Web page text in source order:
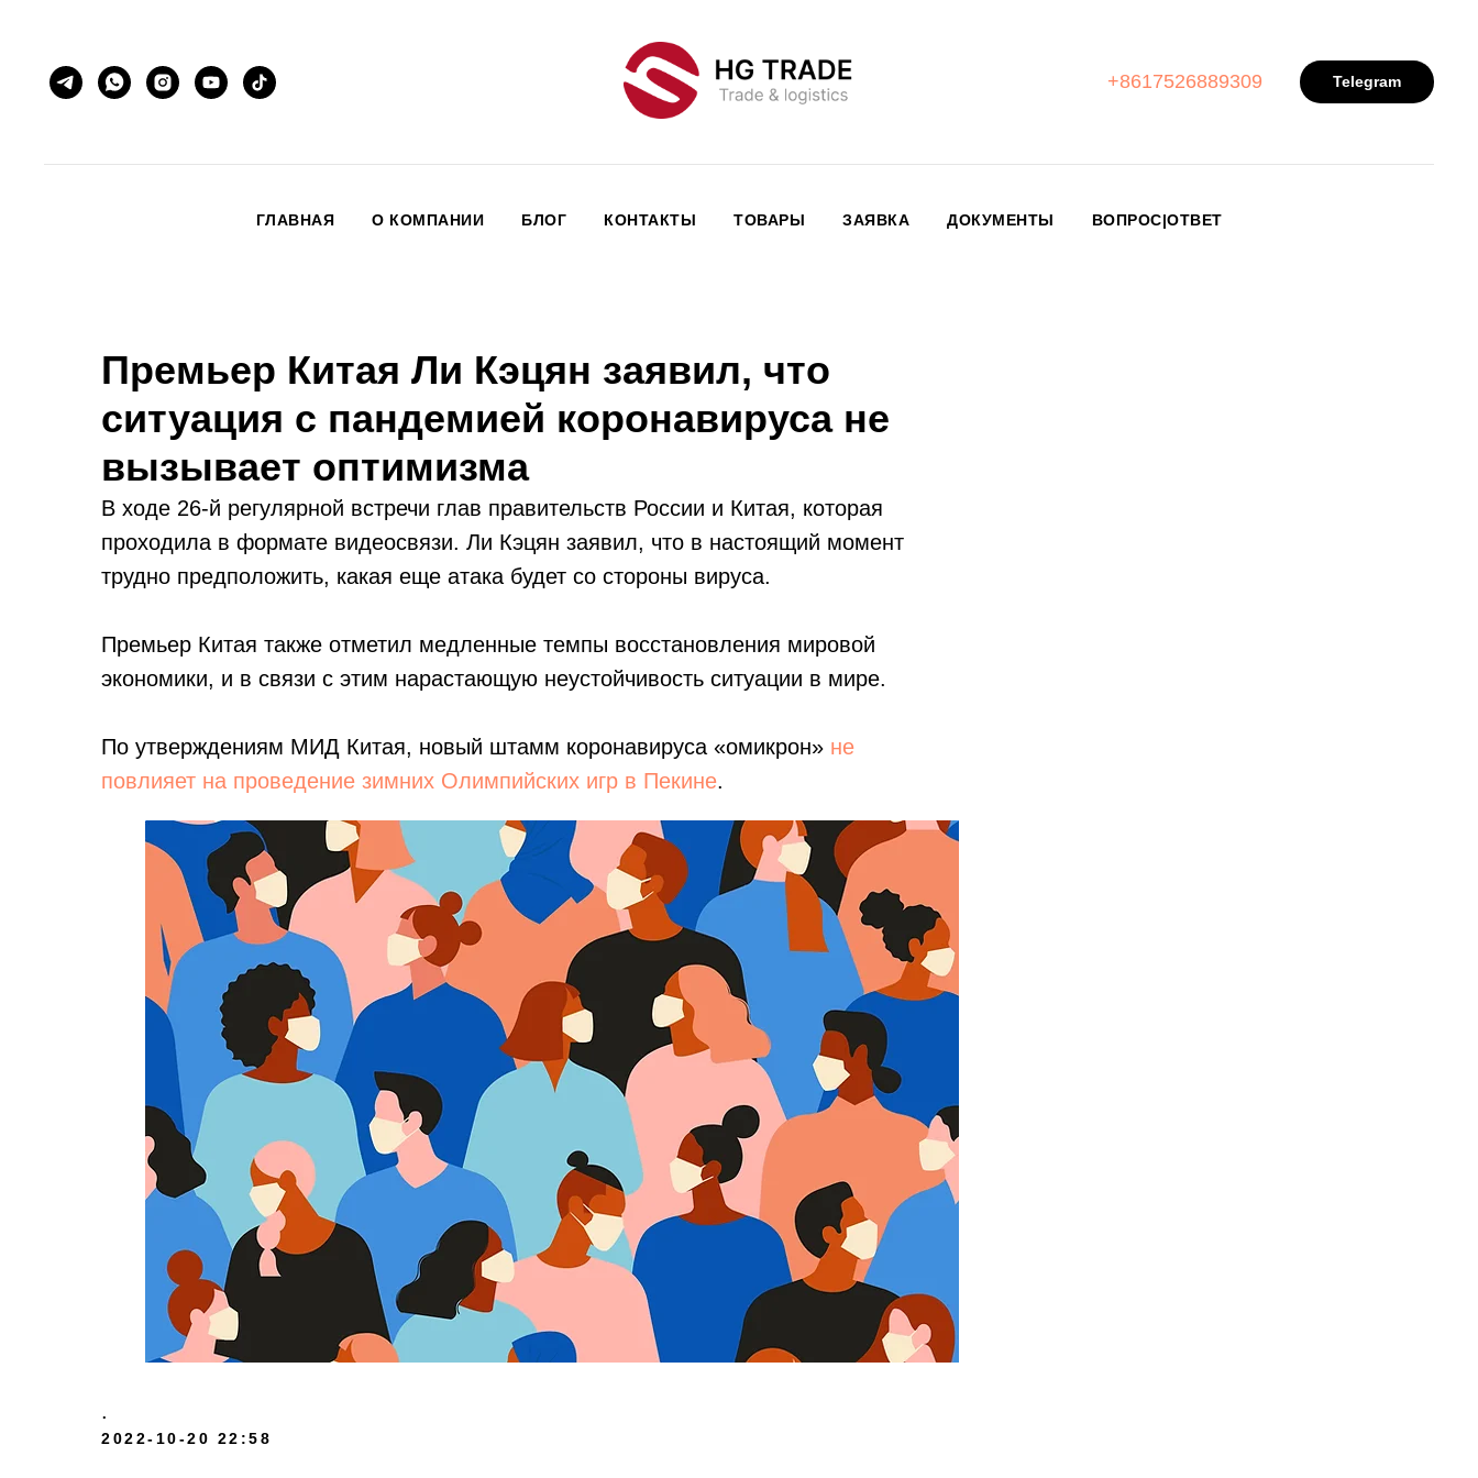
+8617526889309 Telegram
ГЛАВНАЯ О КОМПАНИИ БЛОГ КОНТАКТЫ ТОВАРЫ ЗАЯВКА ДОКУМЕНТЫ ВОПРОС|ОТВЕТ
Премьер Китая Ли Кэцян заявил, что
ситуация с пандемией коронавируса не
вызывает оптимизма
В ходе 26-й регулярной встречи глав правительств России и Китая, которая
проходила в формате видеосвязи. Ли Кэцян заявил, что в настоящий момент
трудно предположить, какая еще атака будет со стороны вируса.
Премьер Китая также отметил медленные темпы восстановления мировой
экономики, и в связи с этим нарастающую неустойчивость ситуации в мире.
По утверждениям МИД Китая, новый штамм коронавируса «омикрон» не
повлияет на проведение зимних Олимпийских игр в Пекине.
.
2022-10-20 22:58